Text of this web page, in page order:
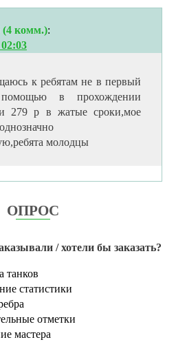
(4 комм.):
к ребятам не в первый
в прохождении
279 р в жатые сроки,мое
молодцы
ОПРОС
/ хотели бы заказать?
танков
статистики
отметки
мастера